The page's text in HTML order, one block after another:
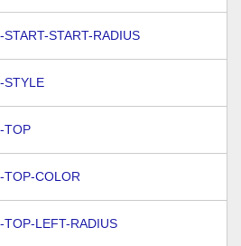
START-RADIUS
STYLE
TOP
TOP-COLOR
LEFT-RADIUS